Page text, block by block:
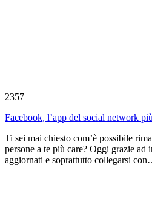
2357
Facebook, l’app del social network
Ti sei mai chiesto com’è possibile
persone a te più care? Oggi grazie ad
aggiornati e soprattutto collegarsi